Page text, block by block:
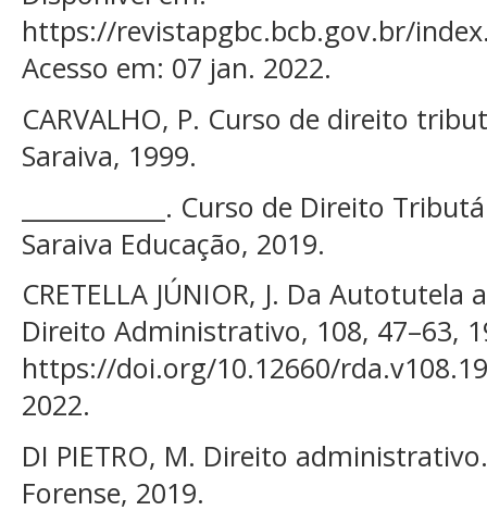
https://revistapgbc.bcb.gov.br/
Acesso em: 07 jan. 2022.
CARVALHO, P. Curso de direito
Saraiva, 1999.
____________. Curso de Direito
Saraiva Educação, 2019.
CRETELLA JÚNIOR, J. Da
Direito Administrativo, 108, 47–63,
https://doi.org/10.12660/
2022.
DI PIETRO, M. Direito
Forense, 2019.